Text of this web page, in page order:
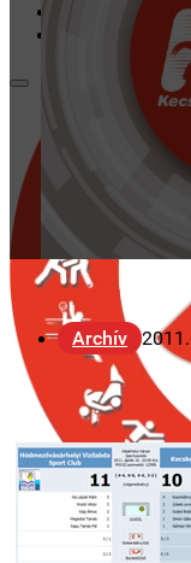
KAPCSOLAT
Archív